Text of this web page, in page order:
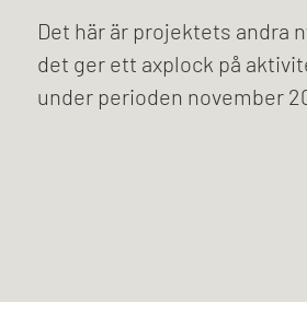
Det här är projektets andra
det ger ett axplock på
under perioden november